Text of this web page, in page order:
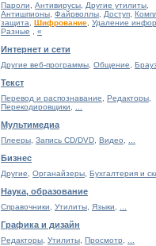
Пароли, Антивирусы, Другие утилиты,
Антишпионы, Файрволлы, Доступ,
защита, Шифрование, Удаление
Разные , «
Интернет и сети
Другие веб-программы, Общение,
Текст
Перевод и распознавание, Редакторы,
Перекодировщики, ...
Мультимедиа
Плееры, Запись CD/DVD, Видео, ...
Бизнес
Другие, Органайзеры, Бухгалтерия и
Наука, образование
Справочники, Утилиты, Языки, ...
Графика и дизайн
Редакторы, Утилиты, Просмотр, ...